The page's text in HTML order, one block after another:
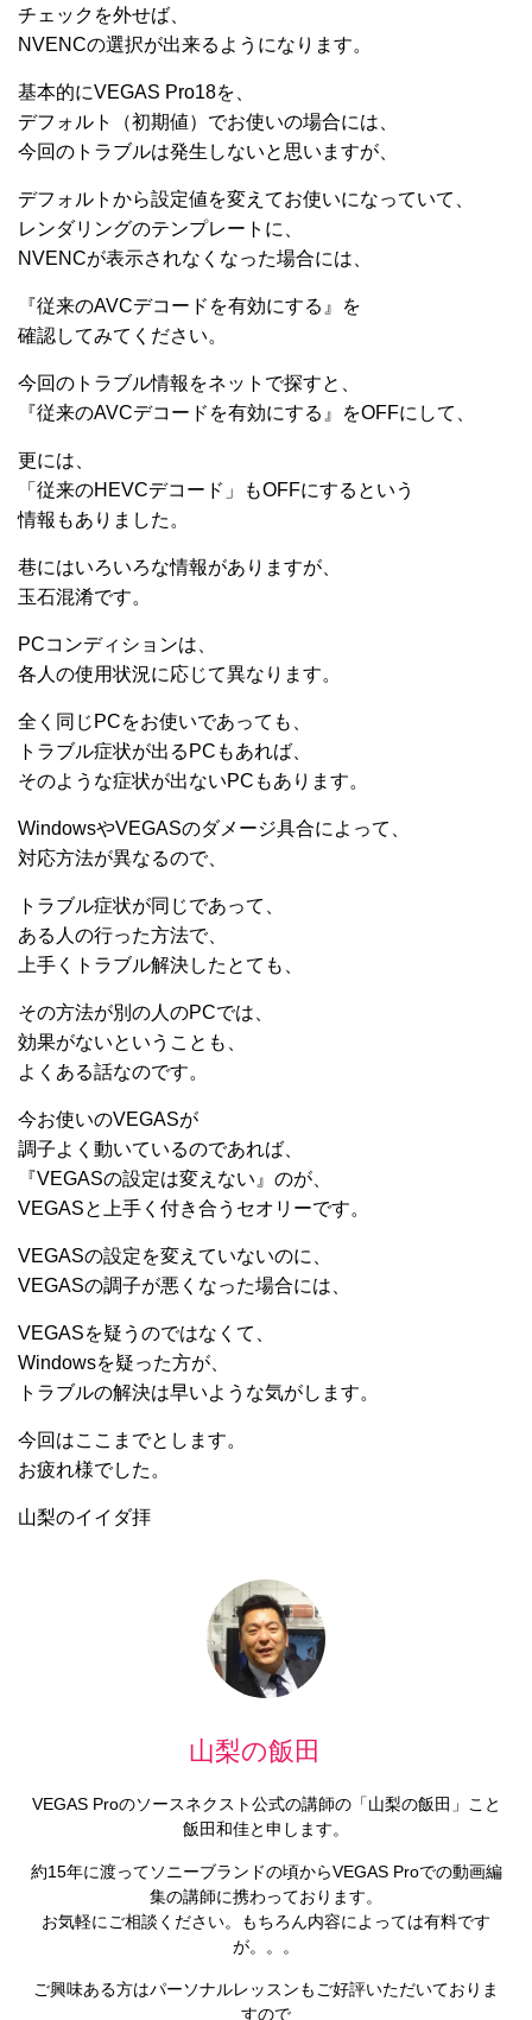
チェックを外せば、
NVENCの選択が出来るようになります。
基本的にVEGAS Pro18を、
デフォルト（初期値）でお使いの場合には、
今回のトラブルは発生しないと思いますが、
デフォルトから設定値を変えてお使いになっていて、
レンダリングのテンプレートに、
NVENCが表示されなくなった場合には、
『従来のAVCデコードを有効にする』を
確認してみてください。
今回のトラブル情報をネットで探すと、
『従来のAVCデコードを有効にする』をOFFにして、
更には、
「従来のHEVCデコード」もOFFにするという
情報もありました。
巷にはいろいろな情報がありますが、
玉石混淆です。
PCコンディションは、
各人の使用状況に応じて異なります。
全く同じPCをお使いであっても、
トラブル症状が出るPCもあれば、
そのような症状が出ないPCもあります。
WindowsやVEGASのダメージ具合によって、
対応方法が異なるので、
トラブル症状が同じであって、
ある人の行った方法で、
上手くトラブル解決したとても、
その方法が別の人のPCでは、
効果がないということも、
よくある話なのです。
今お使いのVEGASが
調子よく動いているのであれば、
『VEGASの設定は変えない』のが、
VEGASと上手く付き合うセオリーです。
VEGASの設定を変えていないのに、
VEGASの調子が悪くなった場合には、
VEGASを疑うのではなくて、
Windowsを疑った方が、
トラブルの解決は早いような気がします。
今回はここまでとします。
お疲れ様でした。
山梨のイイダ拝
山梨の飯田
VEGAS Proのソースネクスト公式の講師の「山梨の飯田」こと
飯田和佳と申します。
約15年に渡ってソニーブランドの頃からVEGAS Proでの動画編
集の講師に携わっております。
お気軽にご相談ください。もちろん内容によっては有料です
が。。。
ご興味ある方はパーソナルレッスンもご好評いただいておりま
すので